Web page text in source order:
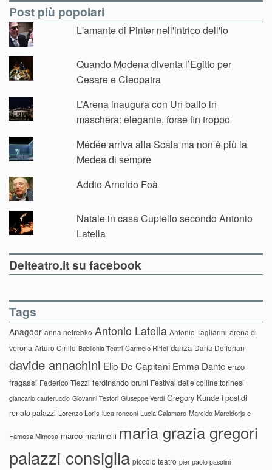
Post più popolari
L'amante di Pinter nell'intrico dell'io
Quando Modena diventa l’Egitto per
Cesare e Cleopatra
L’Arena inaugura con Un ballo in
maschera: elegante, forse fin troppo
Médée arriva alla Scala ma non è più la
Medea di sempre
Addio Arnoldo Foà
Natale in casa Cupiello secondo Antonio
Latella
Delteatro.it su facebook
Tags
Anagoor anna netrebko Antonio Latella Antonio Tagliarini arena di
verona Arturo Cirillo Babilonia Teatri Carmelo Rifici danza Daria Deflorian
davide annachini Elio De Capitani Emma Dante enzo
fragassi Federico Tiezzi ferdinando bruni Festival delle colline torinesi
giancarlo cauteruccio Giovanni Testori Giuseppe Verdi Gregory Kunde i post di
renato palazzi Lorenzo Loris luca ronconi Lucia Calamaro Marcido Marcidorjs e
Famosa Mimosa marco martinelli maria grazia gregori
palazzi consiglia piccolo teatro pier paolo pasolini